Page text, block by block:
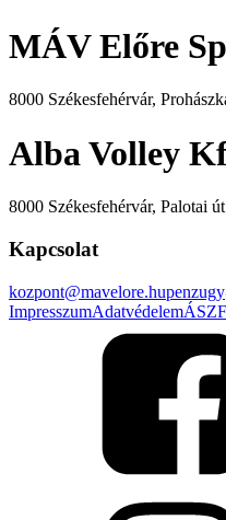
MÁV Előre
8000 Székesfehérvár,
Alba Volley
8000 Székesfehérvár, Palotai
Kapcsolat
kozpont@mavelore.hu
ImpresszumAdatvédelemÁSZF